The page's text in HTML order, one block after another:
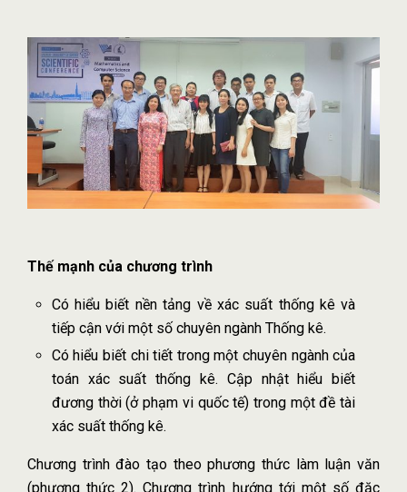
Thế mạnh của chương trình
Có hiểu biết nền tảng về xác suất thống kê và
tiếp cận với một số chuyên ngành Thống kê.
Có hiểu biết chi tiết trong một chuyên ngành của
toán xác suất thống kê. Cập nhật hiểu biết
đương thời (ở phạm vi quốc tế) trong một đề tài
xác suất thống kê.
Chương trình đào tạo theo phương thức làm luận văn
(phương thức 2). Chương trình hướng tới một số đặc